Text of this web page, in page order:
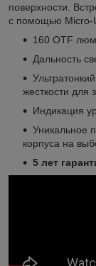
поверхности.
с помощью Micro-
160 OTF
Дальность
жесткости для
Индикация
Уникальное
корпуса на
5 лет